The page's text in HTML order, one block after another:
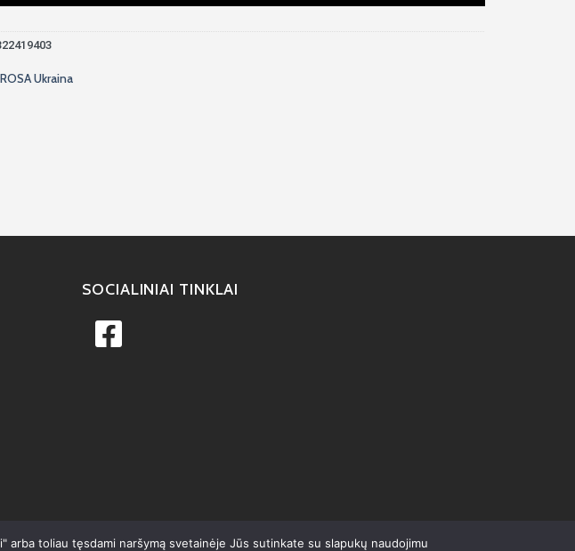
ROSA Ukraina
SOCIALINIAI TINKLAI
toliau tęsdami naršymą svetainėje Jūs sutinkate su slapukų naudojimu